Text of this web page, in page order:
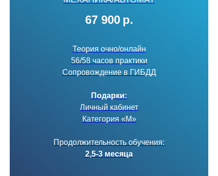
67 900 р.
Теория очно/онлайн
56/58 часов практики
Сопровождение в ГИБДД
Подарки:
Личный кабинет
Категория «М»
Продолжительность обучения:
2,5-3 месяца